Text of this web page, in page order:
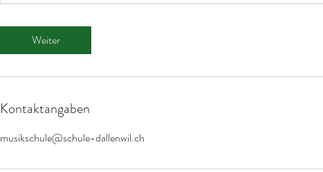
Weiter
Kontaktangaben
musikschule@schule-dallenwil.ch